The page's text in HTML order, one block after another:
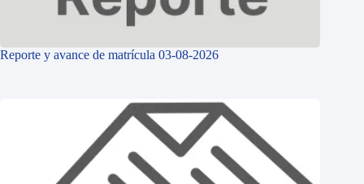
Reporte y avance de matrícula 03-08-2026